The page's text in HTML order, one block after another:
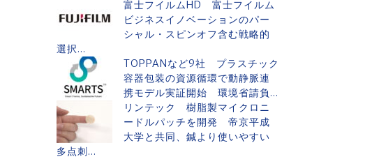
富士フイルムHD 富士フイルム
ビジネスイノベーションのパー
シャル・スピンオフ含む戦略的
選択...
TOPPANなど9社 プラスチック
容器包装の資源循環で動静脈連
携モデル実証開始 環境省請負...
リンテック 樹脂製マイクロニ
ードルパッチを開発 帝京平成
大学と共同、鍼より使いやすい
多点刺...